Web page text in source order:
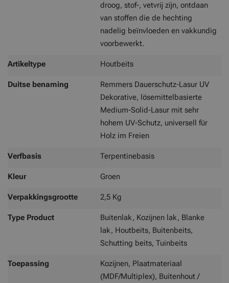
droog, stof-, vetvrij zijn, ontdaan
van stoffen die de hechting
nadelig beïnvloeden en vakkundig
voorbewerkt.
Artikeltype Houtbeits
Duitse benaming
Remmers Dauerschutz-Lasur UV
Dekorative, lösemittelbasierte
Medium-Solid-Lasur mit sehr
hohem UV-Schutz, universell für
Holz im Freien
Verfbasis Terpentinebasis
Kleur Groen
Verpakkingsgrootte 2,5 Kg
Type Product
Buitenlak, Kozijnen lak, Blanke
lak, Houtbeits, Buitenbeits,
Schutting beits, Tuinbeits
Toepassing
Kozijnen, Plaatmateriaal
(MDF/Multiplex), Buitenhout /